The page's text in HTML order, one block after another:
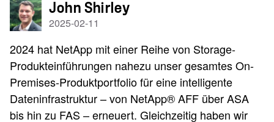
John Shirley
2025-02-11
2024 hat NetApp mit einer Reihe von Storage-
Produkteinführungen nahezu unser gesamtes On-
Premises-Produktportfolio für eine intelligente
Dateninfrastruktur – von NetApp® AFF über ASA
bis hin zu FAS – erneuert. Gleichzeitig haben wir